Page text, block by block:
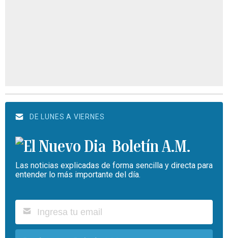
DE LUNES A VIERNES
Boletín A.M.
Las noticias explicadas de forma sencilla y directa para
entender lo más importante del día.